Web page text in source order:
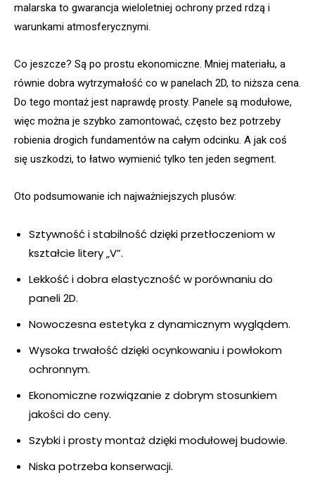
malarska to gwarancja wieloletniej ochrony przed rdzą i
warunkami atmosferycznymi.
Co jeszcze? Są po prostu ekonomiczne. Mniej materiału, a
równie dobra wytrzymałość co w panelach 2D, to niższa cena.
Do tego montaż jest naprawdę prosty. Panele są modułowe,
więc można je szybko zamontować, często bez potrzeby
robienia drogich fundamentów na całym odcinku. A jak coś
się uszkodzi, to łatwo wymienić tylko ten jeden segment.
Oto podsumowanie ich najważniejszych plusów:
Sztywność i stabilność dzięki przetłoczeniom w
kształcie litery „V”.
Lekkość i dobra elastyczność w porównaniu do
paneli 2D.
Nowoczesna estetyka z dynamicznym wyglądem.
Wysoka trwałość dzięki ocynkowaniu i powłokom
ochronnym.
Ekonomiczne rozwiązanie z dobrym stosunkiem
jakości do ceny.
Szybki i prosty montaż dzięki modułowej budowie.
Niska potrzeba konserwacji.